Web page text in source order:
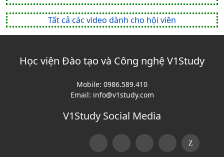
Tất cả các video dành cho hội viên
Học viện Đào tạo và Công nghệ V1Study
Mobile: 0986.589.410
Email: info@v1study.com
V1Study Social Media